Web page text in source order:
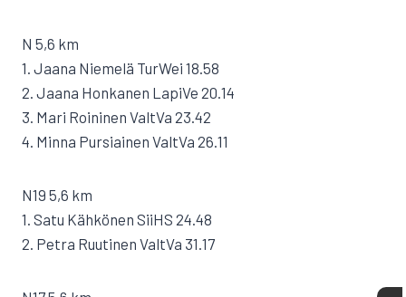
N 5,6 km
1. Jaana Niemelä TurWei 18.58
2. Jaana Honkanen LapiVe 20.14
3. Mari Roininen ValtVa 23.42
4. Minna Pursiainen ValtVa 26.11
N19 5,6 km
1. Satu Kähkönen SiiHS 24.48
2. Petra Ruutinen ValtVa 31.17